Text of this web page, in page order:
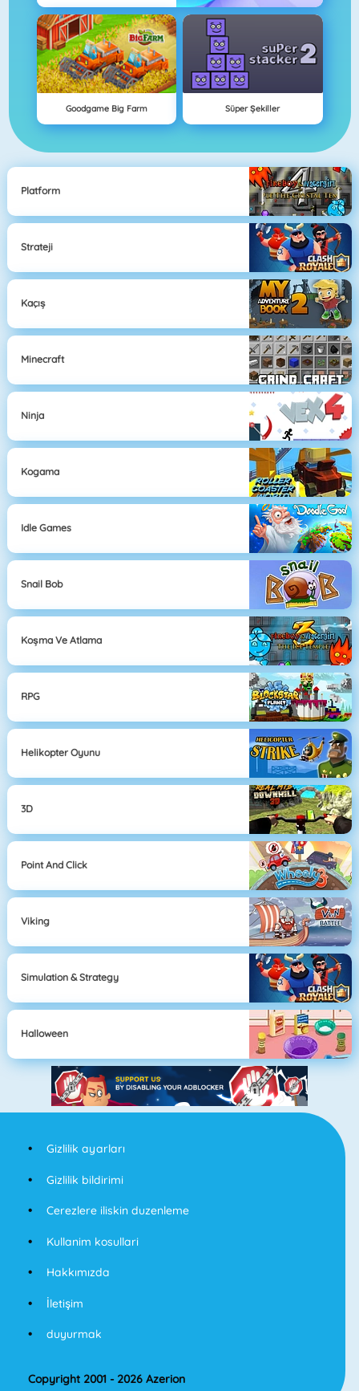
Goodgame Big Farm Süper Şekiller
Platform
Strateji
Kaçış
Minecraft
Ninja
Kogama
Idle Games
Snail Bob
Koşma Ve Atlama
RPG
Helikopter Oyunu
3D
Point And Click
Viking
Simulation & Strategy
Halloween
Gizlilik ayarları
Gizlilik bildirimi
Cerezlere iliskin duzenleme
Kullanim kosullari
Hakkımızda
İletişim
duyurmak
Copyright 2001 - 2026 Azerion